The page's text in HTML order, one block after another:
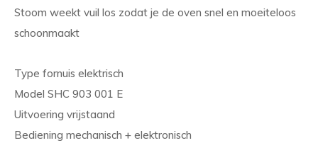
Stoom weekt vuil los zodat je de oven snel en moeiteloos
schoonmaakt
Type fornuis elektrisch
Model SHC 903 001 E
Uitvoering vrijstaand
Bediening mechanisch + elektronisch